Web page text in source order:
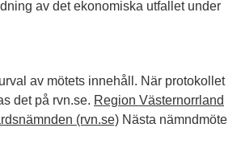
av det ekonomiska utfallet under
av mötets innehåll. När protokollet
det på rvn.se. Region Västernorrland
(rvn.se) Nästa nämndmöte